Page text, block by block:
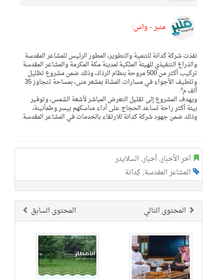
منبر - واس:
نفذت شركة كدانة للتنمية والتطوير، المطور الرئيس للمشاعر المقدسة
والذراع التنفيذي للهيئة الملكية لمدينة مكة المكرمة والمشاعر المقدسة
تركيب أكثر من 500 مروحة بنظام الرذاذ، وذلك ضمن مشروع تظليل
وتلطيف الأجواء في مسارات المشاة بمشعر منى، بمساحة تتجاوز 35
ألف م².
ويهدف المشروع إلى تقليل التعرض المباشر لأشعة الشمس، وتوفير
بيئة أكثر راحة تساعد الحجاج على أداء مناسكهم بيسر وطمأنينة،
وذلك ضمن جهود شركة كدانة للارتقاء بالخدمات في المشاعر المقدسة.
آخر الأخبار,أخبار, السلايدر
المشاعر المقدسة,كِدانة
المحتوى السابق المحتوى التالي